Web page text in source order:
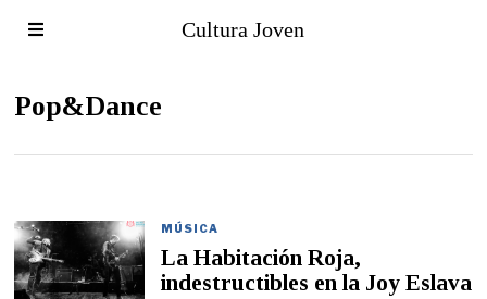
Cultura Joven
Pop&Dance
MÚSICA
La Habitación Roja,
indestructibles en la Joy Eslava